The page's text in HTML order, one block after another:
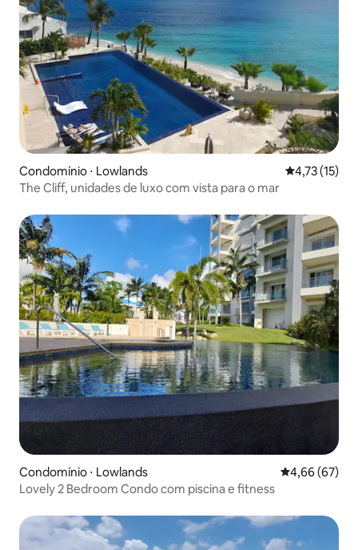
Condomínio ⋅ Lowlands 4,73 de uma
4,73 (15)
The Cliff, unidades de luxo com vista para o mar
Condomínio ⋅ Lowlands 4,66 de uma
4,66 (67)
Lovely 2 Bedroom Condo com piscina e fitness